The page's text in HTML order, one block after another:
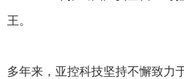
王。
多年来，亚控科技坚持不懈致力